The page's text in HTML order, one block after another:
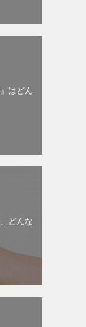
はどん
どんな